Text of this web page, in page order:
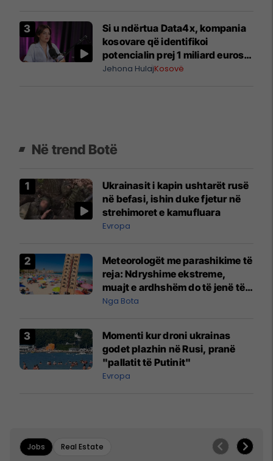
Si u ndërtua Data4x, kompania
kosovare që identifikoi
potencialin prej 1 miliard eurosh
për prodhimin lokal
Jehona HulajKosovë
Në trend Botë
Ukrainasit i kapin ushtarët rusë
në befasi, ishin duke fjetur në
strehimoret e kamufluara
Evropa
Meteorologët me parashikime të
reja: Ndryshime ekstreme,
muajt e ardhshëm do të jenë të
pazakontë
Nga Bota
Momenti kur droni ukrainas
godet plazhin në Rusi, pranë
"pallatit të Putinit"
Evropa
Jobs Real Estate